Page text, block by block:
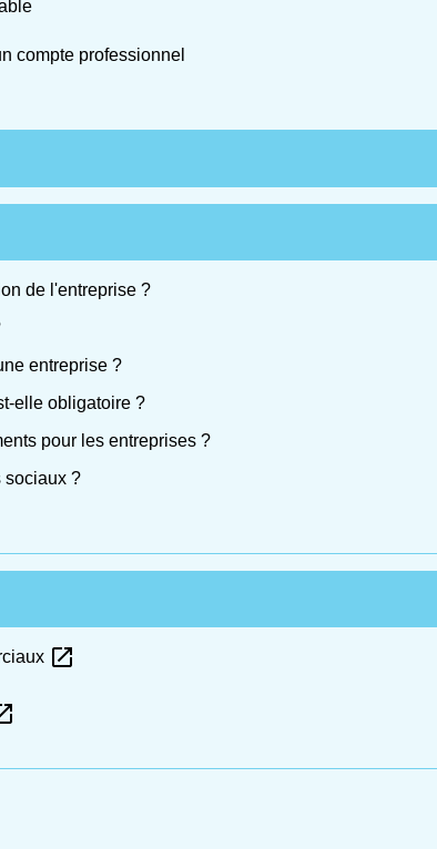
compte professionnel
de l'entreprise ?
entreprise ?
elle obligatoire ?
pour les entreprises ?
sociaux ?
open_in_new